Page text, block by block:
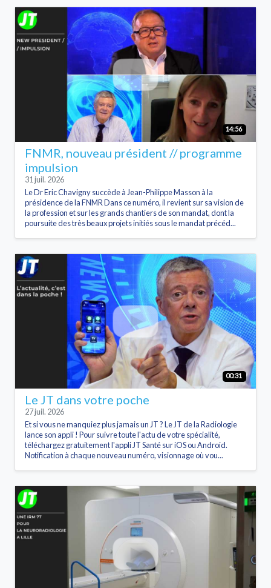
14:56
FNMR, nouveau président // programme
impulsion
31 juil. 2026
Le Dr Eric Chavigny succède à Jean-Philippe Masson à la
présidence de la FNMR Dans ce numéro, il revient sur sa vision de
la profession et sur les grands chantiers de son mandat, dont la
poursuite des très beaux projets initiés sous le mandat précéd...
00:31
Le JT dans votre poche
27 juil. 2026
Et si vous ne manquiez plus jamais un JT ? Le JT de la Radiologie
lance son appli ! Pour suivre toute l'actu de votre spécialité,
téléchargez gratuitement l'appli JT Santé sur iOS ou Android.
Notification à chaque nouveau numéro, visionnage où vou...